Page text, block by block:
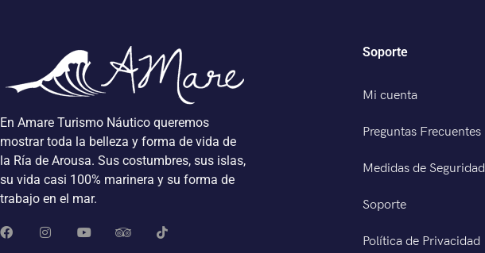
En Amare Turismo Náutico queremos
mostrar toda la belleza y forma de vida de
la Ría de Arousa. Sus costumbres, sus islas,
su vida casi 100% marinera y su forma de
trabajo en el mar.
Soporte
Mi cuenta
Preguntas Frecuentes
Medidas de Seguridad
Soporte
Política de Privacidad